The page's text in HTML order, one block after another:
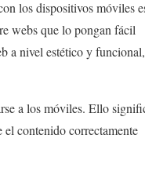
los dispositivos móviles
webs que lo pongan fácil
a nivel estético y funcional,
a los móviles. Ello
contenido correctamente